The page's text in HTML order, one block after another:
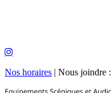
Nos horaires | Nous joindre :